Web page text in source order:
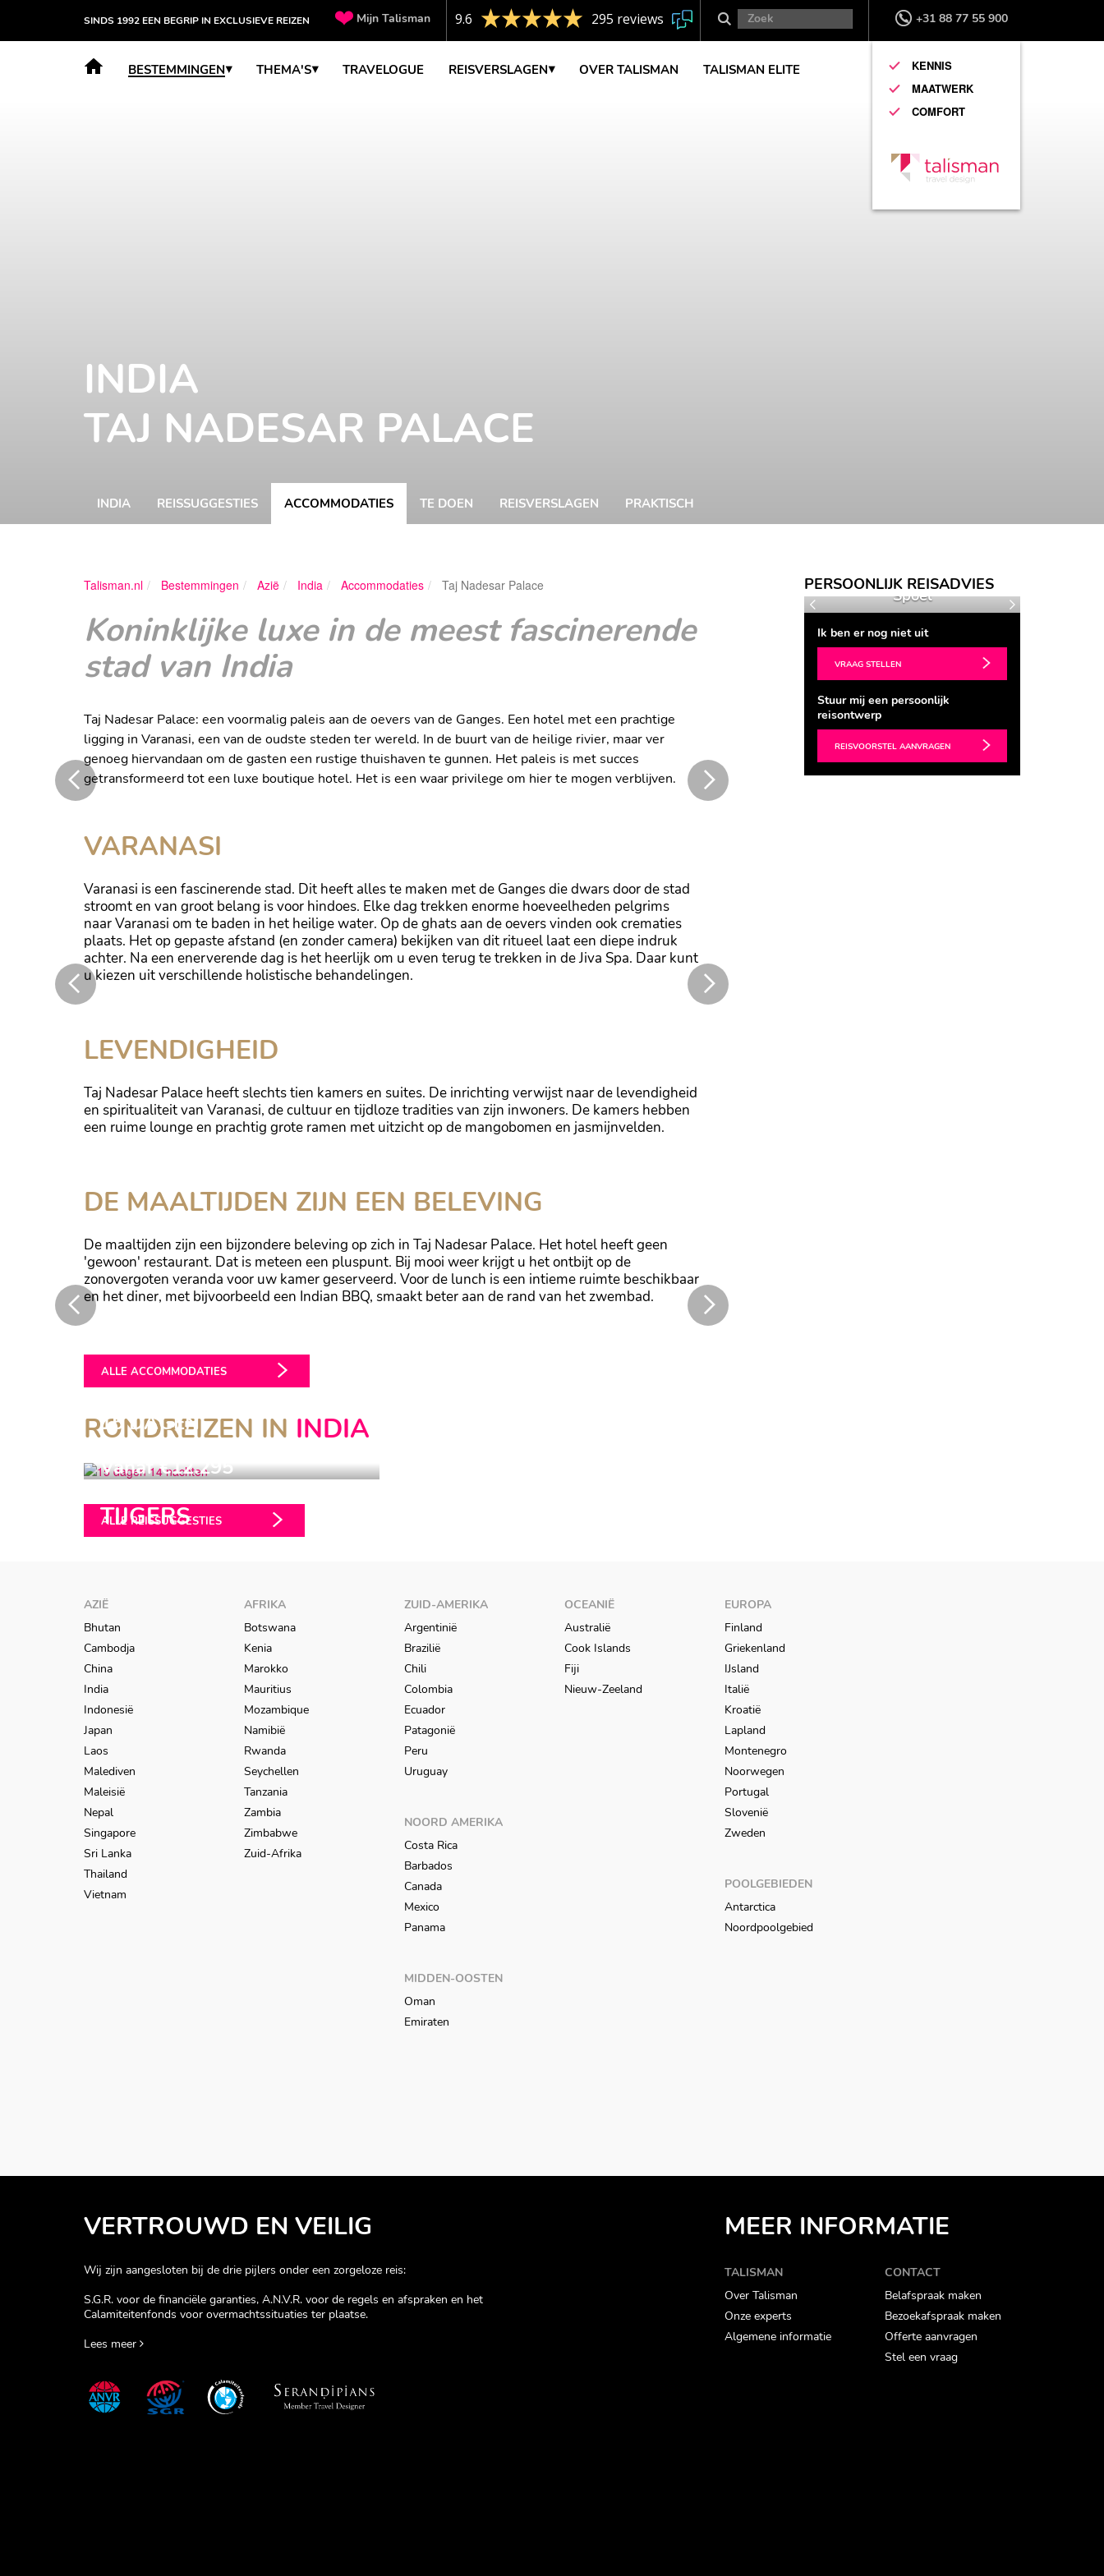
SINDS 1992 EEN BEGRIP IN EXCLUSIEVE REIZEN Mijn Talisman 9.6 295 reviews +31 88 77 55 900
KENNIS
MAATWERK
COMFORT
BESTEMMINGEN THEMA'S TRAVELOGUE REISVERSLAGEN OVER TALISMAN TALISMAN ELITE
INDIA
TAJ NADESAR PALACE
INDIA REISSUGGESTIES ACCOMMODATIES TE DOEN REISVERSLAGEN PRAKTISCH
Talisman.nl Bestemmingen Azië India Accommodaties Taj Nadesar Palace
Koninklijke luxe in de meest fascinerende
stad van India
Taj Nadesar Palace: een voormalig paleis aan de oevers van de Ganges. Een hotel met een prachtige
ligging in Varanasi, een van de oudste steden ter wereld. In de buurt van de heilige rivier, maar ver
genoeg hiervandaan om de gasten een rustige thuishaven te gunnen. Het paleis is met succes
getransformeerd tot een luxe boutique hotel. Het is een waar privilege om hier te mogen verblijven.
VARANASI
Varanasi is een fascinerende stad. Dit heeft alles te maken met de Ganges die dwars door de stad
stroomt en van groot belang is voor hindoes. Elke dag trekken enorme hoeveelheden pelgrims
naar Varanasi om te baden in het heilige water. Op de ghats aan de oevers vinden ook crematies
plaats. Het op gepaste afstand (en zonder camera) bekijken van dit ritueel laat een diepe indruk
achter. Na een enerverende dag is het heerlijk om u even terug te trekken in de Jiva Spa. Daar kunt
u kiezen uit verschillende holistische behandelingen.
LEVENDIGHEID
Taj Nadesar Palace heeft slechts tien kamers en suites. De inrichting verwijst naar de levendigheid
en spiritualiteit van Varanasi, de cultuur en tijdloze tradities van zijn inwoners. De kamers hebben
een ruime lounge en prachtig grote ramen met uitzicht op de mangobomen en jasmijnvelden.
DE MAALTIJDEN ZIJN EEN BELEVING
De maaltijden zijn een bijzondere beleving op zich in Taj Nadesar Palace. Het hotel heeft geen
'gewoon' restaurant. Dat is meteen een pluspunt. Bij mooi weer krijgt u het ontbijt op de
zonovergoten veranda voor uw kamer geserveerd. Voor de lunch is een intieme ruimte beschikbaar
en het diner, met bijvoorbeeld een Indian BBQ, smaakt beter aan de rand van het zwembad.
ALLE ACCOMMODATIES
RONDREIZEN IN INDIA
TIJGERS
15 DAGEN
14 NACHTEN
Vanaf €12.295
ALLE REISSUGGESTIES
PERSOONLIJK REISADVIES
Ingrid van der
Spoel Barbara
Vorige Volgende
Ik ben er nog niet uit
VRAAG STELLEN
Stuur mij een persoonlijk
reisontwerp
REISVOORSTEL AANVRAGEN
AZIË
Bhutan
Cambodja
China
India
Indonesië
Japan
Laos
Malediven
Maleisië
Nepal
Singapore
Sri Lanka
Thailand
Vietnam
AFRIKA
Botswana
Kenia
Marokko
Mauritius
Mozambique
Namibië
Rwanda
Seychellen
Tanzania
Zambia
Zimbabwe
Zuid-Afrika
ZUID-AMERIKA
Argentinië
Brazilië
Chili
Colombia
Ecuador
Patagonië
Peru
Uruguay
NOORD AMERIKA
Costa Rica
Barbados
Canada
Mexico
Panama
MIDDEN-OOSTEN
Oman
Emiraten
OCEANIË
Australië
Cook Islands
Fiji
Nieuw-Zeeland
EUROPA
Finland
Griekenland
IJsland
Italië
Kroatië
Lapland
Montenegro
Noorwegen
Portugal
Slovenië
Zweden
POOLGEBIEDEN
Antarctica
Noordpoolgebied
MEER INFORMATIE
TALISMAN
Over Talisman
Onze experts
Algemene informatie
CONTACT
Belafspraak maken
Bezoekafspraak maken
Offerte aanvragen
Stel een vraag
VERTROUWD EN VEILIG
Wij zijn aangesloten bij de drie pijlers onder een zorgeloze reis:
S.G.R. voor de financiële garanties, A.N.V.R. voor de regels en afspraken en het
Calamiteitenfonds voor overmachtssituaties ter plaatse.
Lees meer